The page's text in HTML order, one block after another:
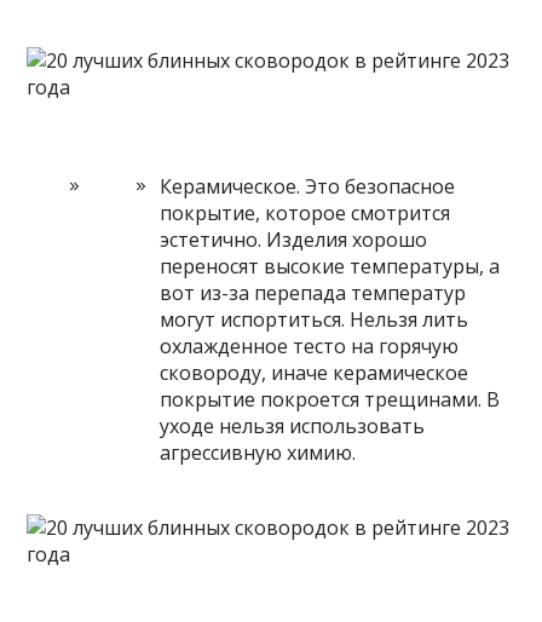
Керамическое. Это безопасное
покрытие, которое смотрится
эстетично. Изделия хорошо
переносят высокие температуры, а
вот из-за перепада температур
могут испортиться. Нельзя лить
охлажденное тесто на горячую
сковороду, иначе керамическое
покрытие покроется трещинами. В
уходе нельзя использовать
агрессивную химию.